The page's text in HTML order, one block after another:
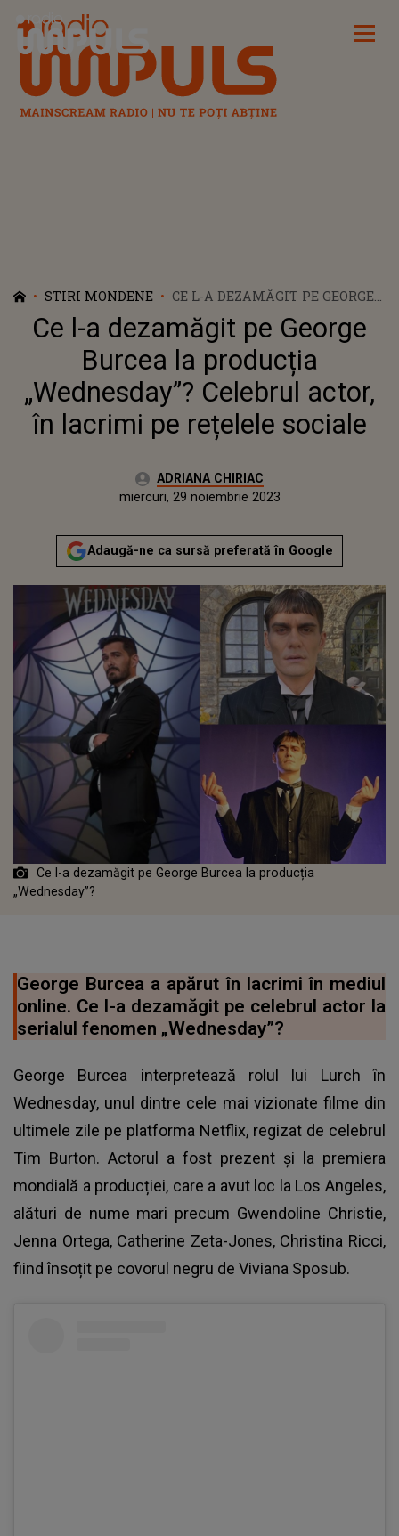
Radio Impuls
STIRI MONDENE
CE L-A DEZAMĂGIT PE GEORGE
BURCEA LA PRODUCȚIA
„WEDNESDAY”? CELEBRUL
ACTOR, ÎN LACRIMI PE
REȚELELE SOCIALE
Ce l-a dezamăgit pe George
Burcea la producția
„Wednesday”? Celebrul actor,
în lacrimi pe rețelele sociale
Autor:ADRIANA CHIRIAC
marți, 29 noiembrie 2022
Actualizat:
miercuri, 29 noiembrie 2023
Adaugă-ne ca sursă preferată în Google
Ce l-a dezamăgit pe George Burcea la producția
„Wednesday”?
George Burcea a apărut în lacrimi în mediul
online. Ce l-a dezamăgit pe celebrul actor la
serialul fenomen „Wednesday”?
George Burcea interpretează rolul lui Lurch în
Wednesday, unul dintre cele mai vizionate filme din
ultimele zile pe platforma Netflix, regizat de celebrul
Tim Burton. Actorul a fost prezent și la premiera
mondială a producției, care a avut loc la Los Angeles,
alături de nume mari precum Gwendoline Christie,
Jenna Ortega, Catherine Zeta-Jones, Christina Ricci,
fiind însoțit pe covorul negru de Viviana Sposub.